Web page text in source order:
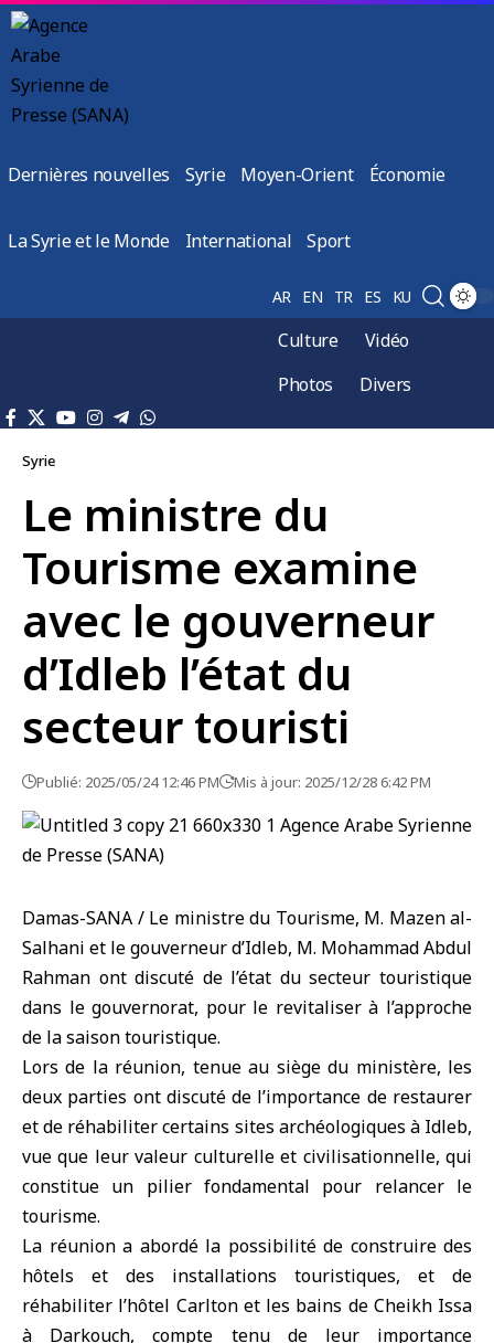
Dernières nouvelles Syrie Moyen-Orient Économie
La Syrie et le Monde International Sport
AR EN TR ES KU
Culture
Vidéo
Photos
Divers
Syrie
Le ministre du
Tourisme examine
avec le gouverneur
d’Idleb l’état du
secteur touristi
Publié: 2025/05/24 12:46 PM Mis à jour: 2025/12/28 6:42 PM
Damas-SANA / Le ministre du Tourisme, M. Mazen al-
Salhani et le gouverneur d’Idleb, M. Mohammad Abdul
Rahman ont discuté de l’état du secteur touristique
dans le gouvernorat, pour le revitaliser à l’approche
de la saison touristique.
Lors de la réunion, tenue au siège du ministère, les
deux parties ont discuté de l’importance de restaurer
et de réhabiliter certains sites archéologiques à Idleb,
vue que leur valeur culturelle et civilisationnelle, qui
constitue un pilier fondamental pour relancer le
tourisme.
La réunion a abordé la possibilité de construire des
hôtels et des installations touristiques, et de
réhabiliter l’hôtel Carlton et les bains de Cheikh Issa
à Darkouch, compte tenu de leur importance